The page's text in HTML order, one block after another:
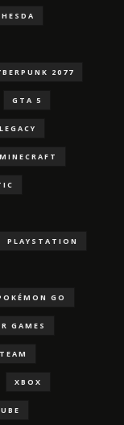
2077
GTA 5
MINECRAFT
PLAYSTATION
GO
GAMES
XBOX